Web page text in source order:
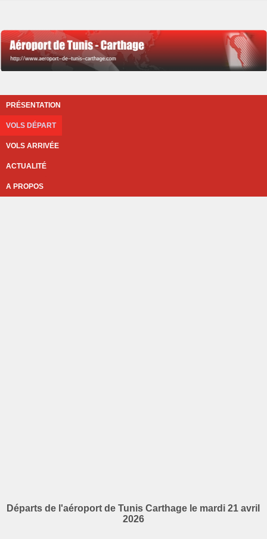
PRÉSENTATION
VOLS DÉPART
VOLS ARRIVÉE
ACTUALITÉ
A PROPOS
Départs de l'aéroport de Tunis Carthage le mardi 21 avril
2026